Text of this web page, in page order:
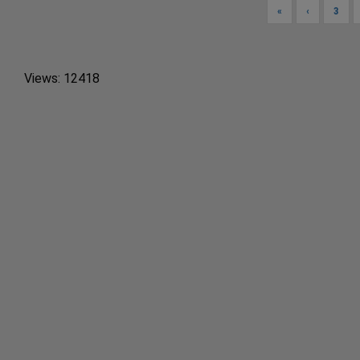
« ‹ 3
Views: 12418